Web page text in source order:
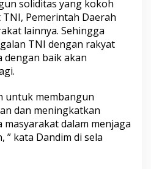
soliditas yang kokoh
Pemerintah Daerah
lainnya. Sehingga
TNI dengan rakyat
dengan baik akan
untuk membangun
dan meningkatkan
dalam menjaga
kata Dandim di sela